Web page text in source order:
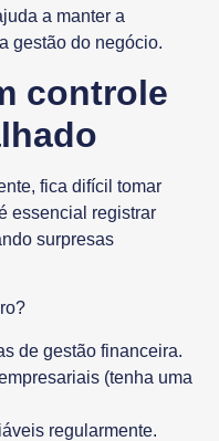
a manter a
gestão do negócio.
controle
, fica difícil tomar
essencial registrar
surpresas
de gestão financeira.
(tenha uma
regularmente.